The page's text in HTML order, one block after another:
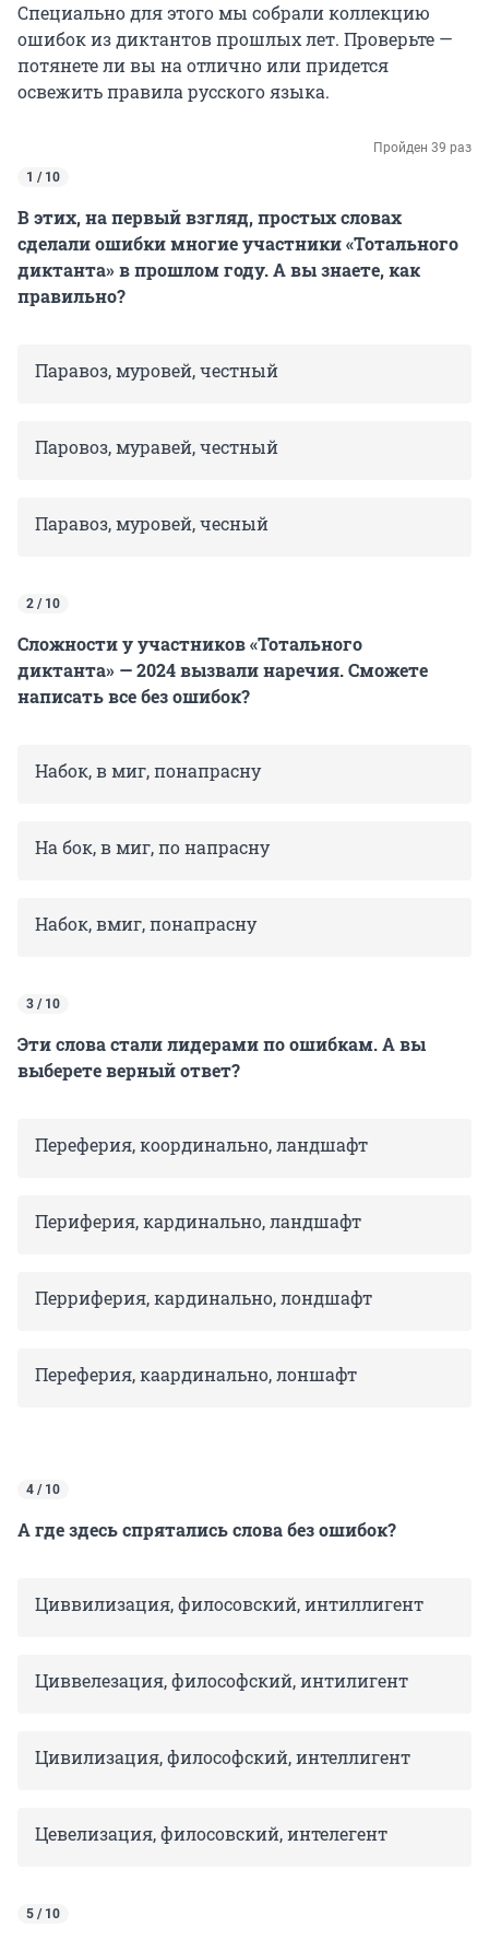
Специально для этого мы собрали коллекцию
ошибок из диктантов прошлых лет. Проверьте —
потянете ли вы на отлично или придется
освежить правила русского языка.
Пройден 39 раз
1 / 10
В этих, на первый взгляд, простых словах
сделали ошибки многие участники «Тотального
диктанта» в прошлом году. А вы знаете, как
правильно?
Паравоз, муровей, честный
Паровоз, муравей, честный
Паравоз, муровей, чесный
2 / 10
Сложности у участников «Тотального
диктанта» — 2024 вызвали наречия. Сможете
написать все без ошибок?
Набок, в миг, понапрасну
На бок, в миг, по напрасну
Набок, вмиг, понапрасну
3 / 10
Эти слова стали лидерами по ошибкам. А вы
выберете верный ответ?
Переферия, координально, ландшафт
Периферия, кардинально, ландшафт
Перриферия, кардинально, лондшафт
Переферия, каардинально, лоншафт
4 / 10
А где здесь спрятались слова без ошибок?
Циввилизация, филосовский, интиллигент
Циввелезация, философский, интилигент
Цивилизация, философский, интеллигент
Цевелизация, филосовский, интелегент
5 / 10